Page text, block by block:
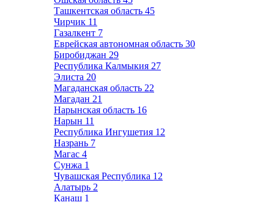
Ташкентская область 45
Чирчик 11
Газалкент 7
Еврейская автономная область 30
Биробиджан 29
Республика Калмыкия 27
Элиста 20
Магаданская область 22
Магадан 21
Нарынская область 16
Нарын 11
Республика Ингушетия 12
Назрань 7
Магас 4
Сунжа 1
Чувашская Республика 12
Алатырь 2
Канаш 1